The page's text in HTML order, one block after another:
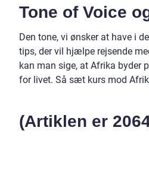
Tone of Voice
Den tone, vi ønsker at have i
tips, der vil hjælpe rejsende
kan man sige, at Afrika byder
for livet. Så sæt kurs mod
(Artiklen er